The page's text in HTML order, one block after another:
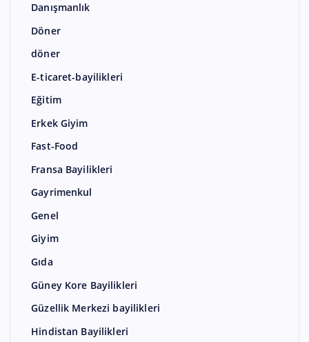
Danışmanlık
Döner
döner
E-ticaret-bayilikleri
Eğitim
Erkek Giyim
Fast-Food
Fransa Bayilikleri
Gayrimenkul
Genel
Giyim
Gıda
Güney Kore Bayilikleri
Güzellik Merkezi bayilikleri
Hindistan Bayilikleri